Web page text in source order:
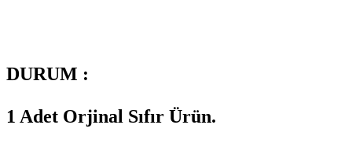
DURUM :
1 Adet Orjinal Sıfır Ürün.